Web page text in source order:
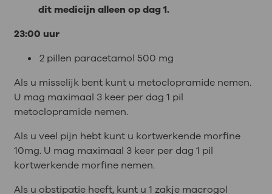
dit medicijn alleen op dag 1.
23:00 uur
2 pillen paracetamol 500 mg
Als u misselijk bent kunt u metoclopramide nemen.
U mag maximaal 3 keer per dag 1 pil
metoclopramide nemen.
Als u veel pijn hebt kunt u kortwerkende morfine
10mg. U mag maximaal 3 keer per dag 1 pil
kortwerkende morfine nemen.
Als u obstipatie heeft, kunt u 1 zakje macrogol